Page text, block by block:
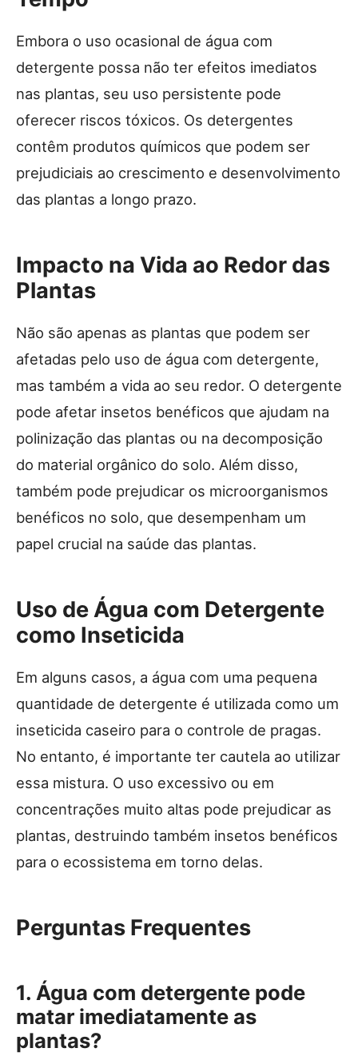
Embora o uso ocasional de água com
detergente possa não ter efeitos imediatos
nas plantas, seu uso persistente pode
oferecer riscos tóxicos. Os detergentes
contêm produtos químicos que podem ser
prejudiciais ao crescimento e desenvolvimento
das plantas a longo prazo.
Impacto na Vida ao Redor das
Plantas
Não são apenas as plantas que podem ser
afetadas pelo uso de água com detergente,
mas também a vida ao seu redor. O detergente
pode afetar insetos benéficos que ajudam na
polinização das plantas ou na decomposição
do material orgânico do solo. Além disso,
também pode prejudicar os microorganismos
benéficos no solo, que desempenham um
papel crucial na saúde das plantas.
Uso de Água com Detergente
como Inseticida
Em alguns casos, a água com uma pequena
quantidade de detergente é utilizada como um
inseticida caseiro para o controle de pragas.
No entanto, é importante ter cautela ao utilizar
essa mistura. O uso excessivo ou em
concentrações muito altas pode prejudicar as
plantas, destruindo também insetos benéficos
para o ecossistema em torno delas.
Perguntas Frequentes
1. Água com detergente pode
matar imediatamente as
plantas?